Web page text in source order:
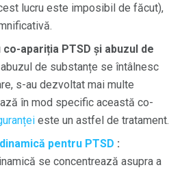
lucru este imposibil de făcut),
apariția PTSD și abuzul de
de substanțe se întâlnesc
s-au dezvoltat mai multe
în mod specific această co-
este un astfel de tratament.
pentru PTSD :
se concentrează asupra a